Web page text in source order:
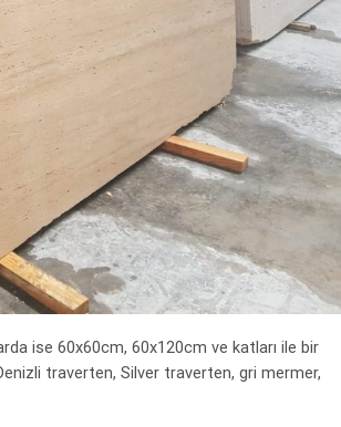
ise 60x60cm, 60x120cm ve katları ile bir
traverten, Silver traverten, gri mermer,